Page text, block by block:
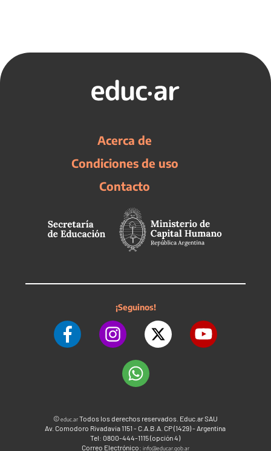
Acerca de
Condiciones de uso
Contacto
¡Seguinos!
©educ.arTodos los derechos reservados. Educ.ar SAU
Av. Comodoro Rivadavia 1151 - C.A.B.A. CP (1429) - Argentina
Tel: 0800-444-1115 (opción 4)
Correo Electrónico: info@educar.gob.ar